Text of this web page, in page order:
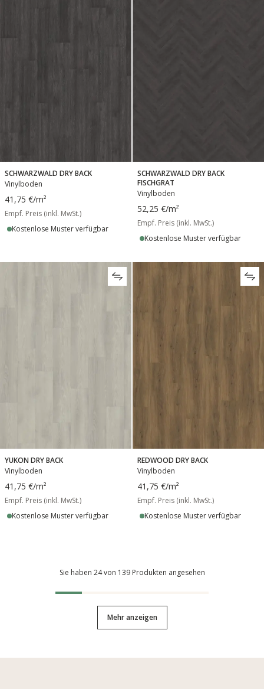
SCHWARZWALD DRY BACK
Vinylboden
41,75 €/m²
Empf. Preis (inkl. MwSt.)
Kostenlose Muster verfügbar
SCHWARZWALD DRY BACK
FISCHGRAT
Vinylboden
52,25 €/m²
Empf. Preis (inkl. MwSt.)
Kostenlose Muster verfügbar
YUKON DRY BACK
Vinylboden
41,75 €/m²
Empf. Preis (inkl. MwSt.)
Kostenlose Muster verfügbar
REDWOOD DRY BACK
Vinylboden
41,75 €/m²
Empf. Preis (inkl. MwSt.)
Kostenlose Muster verfügbar
Sie haben 24 von 139 Produkten angesehen
Mehr anzeigen